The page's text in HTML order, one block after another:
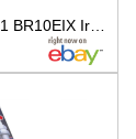
8 pc NGK 6801 BR10EIX Iridium IX Spark Plugs for W34EPT W34EN W34E-ZU W32EPT zj